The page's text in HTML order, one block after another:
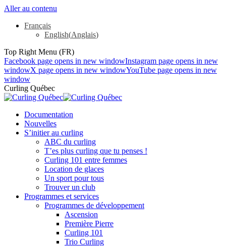
Aller au contenu
Français
English(Anglais)
Top Right Menu (FR)
Facebook page opens in new windowInstagram page opens in new
windowX page opens in new windowYouTube page opens in new
window
Curling Québec
Documentation
Nouvelles
S’initier au curling
ABC du curling
T’es plus curling que tu penses !
Curling 101 entre femmes
Location de glaces
Un sport pour tous
Trouver un club
Programmes et services
Programmes de développement
Ascension
Première Pierre
Curling 101
Trio Curling